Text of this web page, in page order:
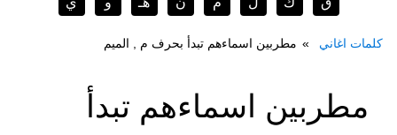
كلمات اغاني مطربين اسماءهم تبدأ بحرف م , الميم
مطربين اسماءهم تبدأ